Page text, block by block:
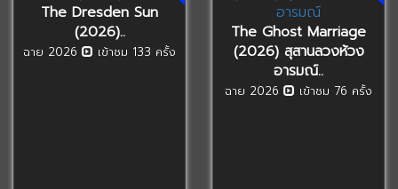
The Dresden Sun
(2026)..
ฉาย 2026 เข้าชม 133 ครั้ง
The Ghost Marriage
(2026) สุสานลวงห้วง
อารมณ์..
ฉาย 2026 เข้าชม 76 ครั้ง